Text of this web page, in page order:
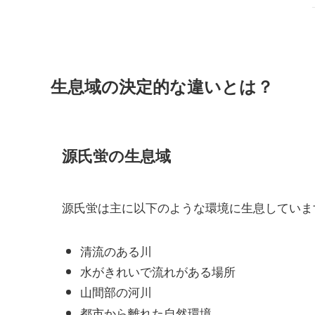
生息域の決定的な違いとは？
源氏蛍の生息域
源氏蛍は主に以下のような環境に生息してい
清流のある川
水がきれいで流れがある場所
山間部の河川